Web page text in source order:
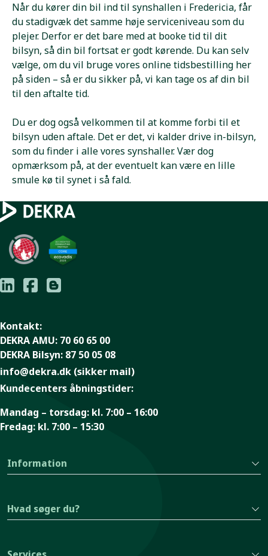
Når du kører din bil ind til synshallen i Fredericia, får
du stadigvæk det samme høje serviceniveau som du
plejer. Derfor er det bare med at booke tid til dit
bilsyn, så din bil fortsat er godt kørende. Du kan selv
vælge, om du vil bruge vores online tidsbestilling her
på siden – så er du sikker på, vi kan tage os af din bil
til den aftalte tid.
Du er dog også velkommen til at komme forbi til et
bilsyn uden aftale. Det er det, vi kalder drive in-bilsyn,
som du finder i alle vores synshaller. Vær dog
opmærksom på, at der eventuelt kan være en lille
smule kø til synet i så fald.
Kontakt:
DEKRA AMU: 70 60 65 00
DEKRA Bilsyn: 87 50 05 08
info@dekra.dk (sikker mail)
Kundecenters åbningstider:
Mandag – torsdag: kl. 7:00 – 16:00
Fredag: kl. 7:00 – 15:30
Information
Hvad søger du?